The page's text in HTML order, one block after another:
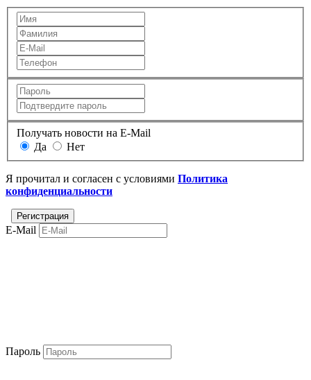
Получать новости на E-Mail
Да
Нет
Я прочитал и согласен с условиями Политика
конфиденциальности
E-Mail
Пароль